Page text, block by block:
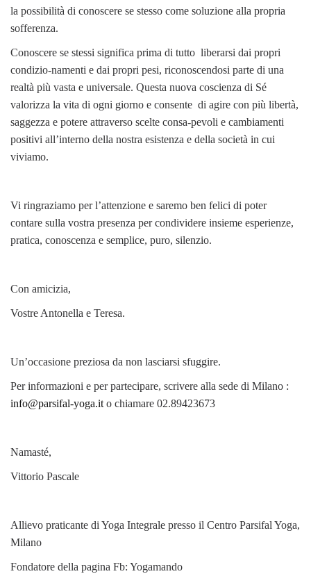
la possibilità di conoscere se stesso come soluzione alla propria
sofferenza.
Conoscere se stessi significa prima di tutto liberarsi dai propri
condizio-namenti e dai propri pesi, riconoscendosi parte di una
realtà più vasta e universale. Questa nuova coscienza di Sé
valorizza la vita di ogni giorno e consente di agire con più libertà,
saggezza e potere attraverso scelte consa-pevoli e cambiamenti
positivi all’interno della nostra esistenza e della società in cui
viviamo.
Vi ringraziamo per l’attenzione e saremo ben felici di poter
contare sulla vostra presenza per condividere insieme esperienze,
pratica, conoscenza e semplice, puro, silenzio.
Con amicizia,
Vostre Antonella e Teresa.
Un’occasione preziosa da non lasciarsi sfuggire.
Per informazioni e per partecipare, scrivere alla sede di Milano :
info@parsifal-yoga.it o chiamare 02.89423673
Namasté,
Vittorio Pascale
Allievo praticante di Yoga Integrale presso il Centro Parsifal Yoga,
Milano
Fondatore della pagina Fb: Yogamando